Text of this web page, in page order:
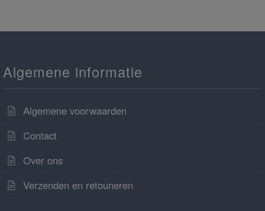
Algemene informatie
Algemene voorwaarden
Contact
Over ons
Verzenden en retouneren